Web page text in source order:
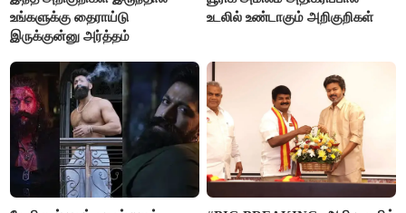
உங்களுக்கு தைராய்டு
இருக்குன்னு அர்த்தம்
உடலில் உண்டாகும் அறிகுறிகள்